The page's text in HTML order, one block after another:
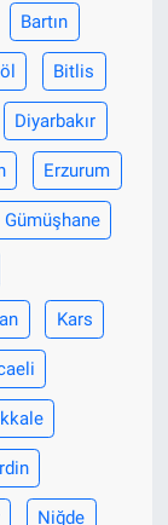
Bartın
Bitlis
Diyarbakır
Erzurum
Gümüşhane
Kars
Niğde